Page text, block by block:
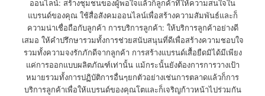
ออนไลน์: สร้างชุมชนของผู้พอใจแล้วก็ลูกค้าที่ให้ความสนใจใน
แบรนด์ของคุณ ใช้สื่อสังคมออนไลน์เพื่อสร้างความสัมพันธ์และก็
ความน่าเชื่อถือกับลูกค้า การบริการลูกค้า: ให้บริการลูกค้าอย่างดี
เสมอ ให้คำปรึกษารวมทั้งการช่วยสนับสนุนที่ดีเพื่อสร้างความชอบใจ
รวมทั้งความจงรักภักดีจากลูกค้า การสร้างแบรนด์เสื้อยืดมิได้มีเพียง
แค่การออกแบบผลิตภัณฑ์เท่านั้น แม้กระนั้นยังต้องการการวางเป้า
หมายรวมทั้งการปฏิบัติการอื่นๆยกตัวอย่างเช่นการตลาดแล้วก็การ
บริการลูกค้าเพื่อให้แบรนด์ของคุณโตและก็เจริญก้าวหน้าไปร่วมกัน